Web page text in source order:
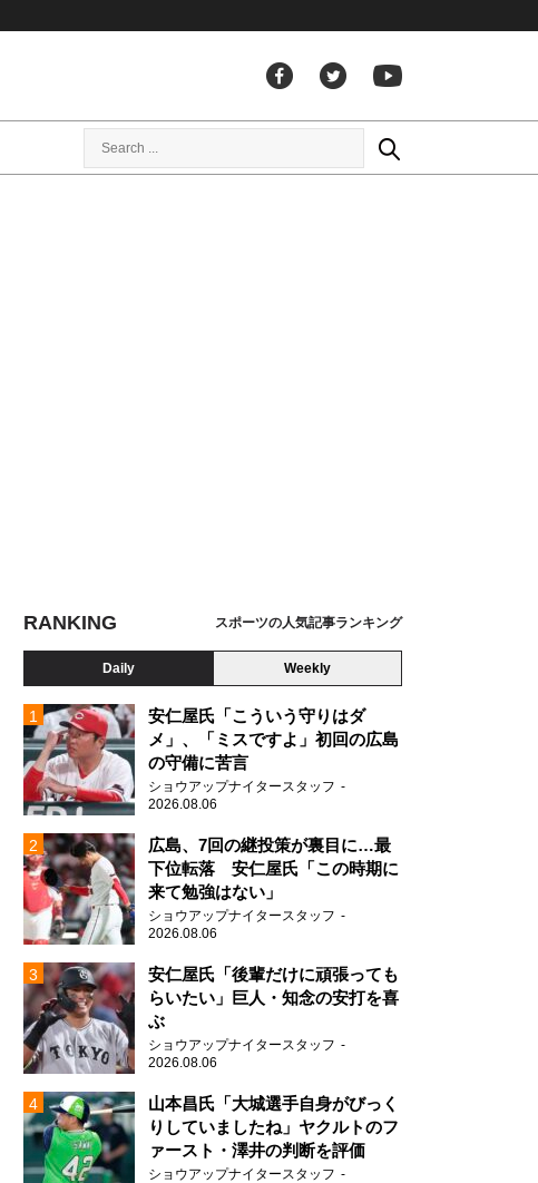
RANKING スポーツの人気記事ランキング
Daily Weekly
安仁屋氏「こういう守りはダ
メ」、「ミスですよ」初回の広島
の守備に苦言
ショウアップナイタースタッフ
2026.08.06
広島、7回の継投策が裏目に…最
下位転落 安仁屋氏「この時期に
来て勉強はない」
ショウアップナイタースタッフ
2026.08.06
安仁屋氏「後輩だけに頑張っても
らいたい」巨人・知念の安打を喜
ぶ
ショウアップナイタースタッフ
2026.08.06
山本昌氏「大城選手自身がびっく
りしていましたね」ヤクルトのフ
ァースト・澤井の判断を評価
ショウアップナイタースタッフ